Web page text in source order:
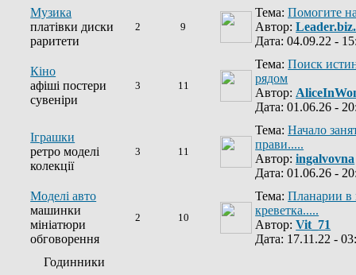
Музика
платівки диски
раритети
2 9
Тема:Помогите
Автор:
Дата: 04.09.22 -
Кіно
афіші постери
сувеніри
3 11
Тема:Поиск
рядом
Автор:
Дата: 01.06.26 -
Іграшки
ретро моделі
колекції
3 11
Тема:Начало
прави.....
Автор:ingalvovna
Дата: 01.06.26 -
Моделі авто
машинки
мініатюри
обговорення
2 10
Тема:Планарии в
креветка.....
Автор:Vit_71
Дата: 17.11.22 -
Годинники